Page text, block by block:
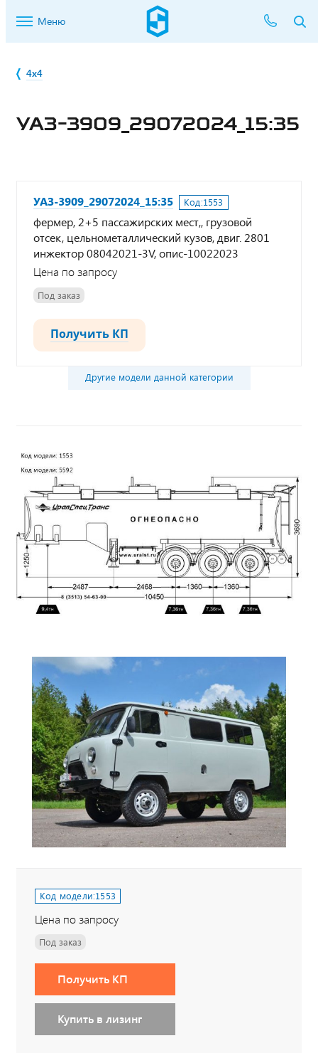
Меню
4х4
УАЗ-3909_29072024_15:35
УАЗ-3909_29072024_15:35 Код:1553
фермер, 2+5 пассажирских мест,, грузовой
отсек, цельнометаллический кузов, двиг. 2801
инжектор 08042021-3V, опис-10022023
Цена по запросу
Под заказ
Получить КП
Другие модели данной категории
Код модели:1553
Цена по запросу
Под заказ
Получить КП
Купить в лизинг